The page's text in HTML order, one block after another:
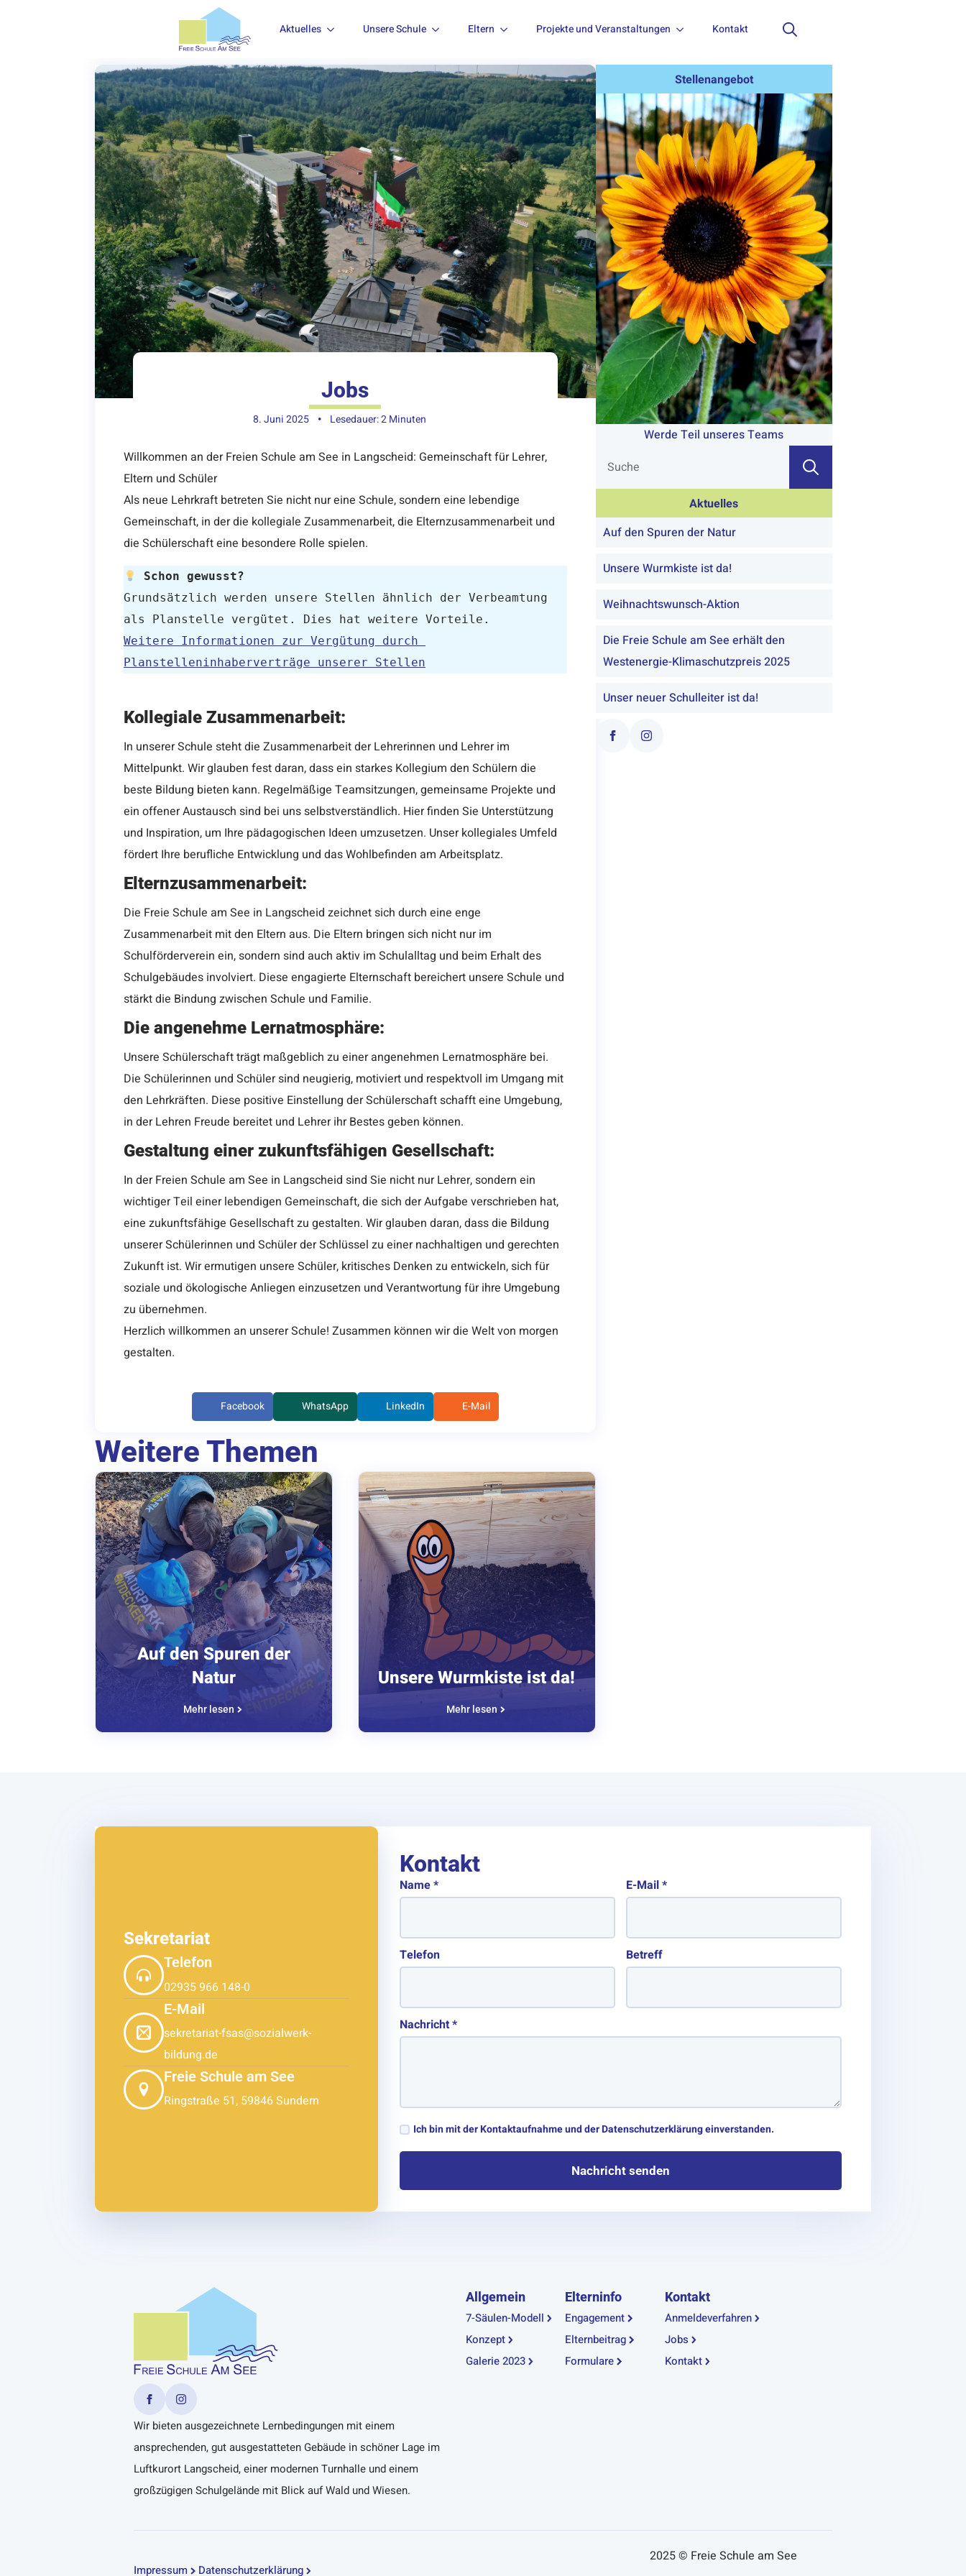
Aktuelles Unsere Schule Eltern Projekte und Veranstaltungen Kontakt
Jobs
8. Juni 2025 • Lesedauer:2 Minuten
Willkommen an der Freien Schule am See in Langscheid: Gemeinschaft für Lehrer,
Eltern und Schüler
Als neue Lehrkraft betreten Sie nicht nur eine Schule, sondern eine lebendige
Gemeinschaft, in der die kollegiale Zusammenarbeit, die Elternzusammenarbeit und
die Schülerschaft eine besondere Rolle spielen.
Schon gewusst?
Grundsätzlich werden unsere Stellen ähnlich der Verbeamtung
als Planstelle vergütet. Dies hat weitere Vorteile.
Weitere Informationen zur Vergütung durch
Planstelleninhaberverträge unserer Stellen
Kollegiale Zusammenarbeit:
In unserer Schule steht die Zusammenarbeit der Lehrerinnen und Lehrer im
Mittelpunkt. Wir glauben fest daran, dass ein starkes Kollegium den Schülern die
beste Bildung bieten kann. Regelmäßige Teamsitzungen, gemeinsame Projekte und
ein offener Austausch sind bei uns selbstverständlich. Hier finden Sie Unterstützung
und Inspiration, um Ihre pädagogischen Ideen umzusetzen. Unser kollegiales Umfeld
fördert Ihre berufliche Entwicklung und das Wohlbefinden am Arbeitsplatz.
Elternzusammenarbeit:
Die Freie Schule am See in Langscheid zeichnet sich durch eine enge
Zusammenarbeit mit den Eltern aus. Die Eltern bringen sich nicht nur im
Schulförderverein ein, sondern sind auch aktiv im Schulalltag und beim Erhalt des
Schulgebäudes involviert. Diese engagierte Elternschaft bereichert unsere Schule und
stärkt die Bindung zwischen Schule und Familie.
Die angenehme Lernatmosphäre:
Unsere Schülerschaft trägt maßgeblich zu einer angenehmen Lernatmosphäre bei.
Die Schülerinnen und Schüler sind neugierig, motiviert und respektvoll im Umgang mit
den Lehrkräften. Diese positive Einstellung der Schülerschaft schafft eine Umgebung,
in der Lehren Freude bereitet und Lehrer ihr Bestes geben können.
Gestaltung einer zukunftsfähigen Gesellschaft:
In der Freien Schule am See in Langscheid sind Sie nicht nur Lehrer, sondern ein
wichtiger Teil einer lebendigen Gemeinschaft, die sich der Aufgabe verschrieben hat,
eine zukunftsfähige Gesellschaft zu gestalten. Wir glauben daran, dass die Bildung
unserer Schülerinnen und Schüler der Schlüssel zu einer nachhaltigen und gerechten
Zukunft ist. Wir ermutigen unsere Schüler, kritisches Denken zu entwickeln, sich für
soziale und ökologische Anliegen einzusetzen und Verantwortung für ihre Umgebung
zu übernehmen.
Herzlich willkommen an unserer Schule! Zusammen können wir die Welt von morgen
gestalten.
Facebook WhatsApp LinkedIn E-Mail
Weitere Themen
Auf den Spuren der
Natur
Mehr lesen
Unsere Wurmkiste ist da!
Mehr lesen
Stellenangebot
Werde Teil unseres Teams
Aktuelles
Auf den Spuren der Natur
Unsere Wurmkiste ist da!
Weihnachtswunsch-Aktion
Die Freie Schule am See erhält den
Westenergie-Klimaschutzpreis 2025
Unser neuer Schulleiter ist da!
Sekretariat
Telefon
02935 966 148-0
E-Mail
sekretariat-fsas@sozialwerk-
bildung.de
Freie Schule am See
Ringstraße 51, 59846 Sundern
Kontakt
Name* E-Mail*
Telefon Betreff
Nachricht*
Ich bin mit der Kontaktaufnahme und der Datenschutzerklärung einverstanden.
Nachricht senden
Wir bieten ausgezeichnete Lernbedingungen mit einem
ansprechenden, gut ausgestatteten Gebäude in schöner Lage im
Luftkurort Langscheid, einer modernen Turnhalle und einem
großzügigen Schulgelände mit Blick auf Wald und Wiesen.
Allgemein
7-Säulen-Modell
Konzept
Galerie 2023
Elterninfo
Engagement
Elternbeitrag
Formulare
Kontakt
Anmeldeverfahren
Jobs
Kontakt
Impressum Datenschutzerklärung
2025 © Freie Schule am See